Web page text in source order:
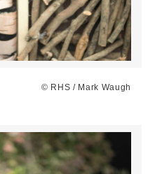
© RHS / Mark Waugh